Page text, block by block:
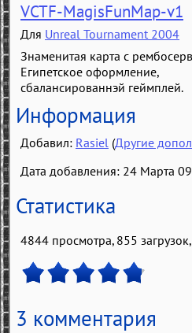
VCTF-MagisFunMap-v1
Для Unreal Tournament 2004
Знаменитая карта с
Египетское оформление,
сбалансированнэй геймплей.
Информация
Добавил: Rasiel (Другие
Дата добавления: 24 Марта
Статистика
4844 просмотра, 855 загрузок,
3 комментария